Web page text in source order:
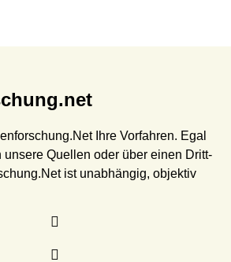
Ihre Vorfahren. Egal
unsere Quellen oder über einen Dritt-
ist unabhängig, objektiv